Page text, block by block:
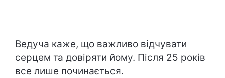
Ведуча каже, що важливо відчувати
серцем та довіряти йому. Після 25 років
все лише починається.